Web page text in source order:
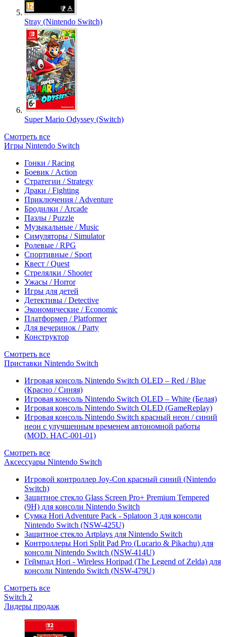
Stray (Nintendo Switch)
Super Mario Odyssey (Switch)
Смотреть все
Игры Nintendo Switch
Гонки / Racing
Боевик / Action
Стратегии / Strategy
Драки / Fighting
Приключения / Adventure
Бродилки / Arcade
Пазлы / Puzzle
Музыкальные / Music
Симуляторы / Simulator
Ролевые / RPG
Спортивные / Sport
Квест / Quest
Стрелялки / Shooter
Ужасы / Horror
Игры для детей
Детективы / Detective
Экономические / Economic
Платформер / Platformer
Для вечеринок / Party
Конструктор
Смотреть все
Приставки Nintendo Switch
Игровая консоль Nintendo Switch OLED – Red / Blue
(Красно / Синяя)
Игровая консоль Nintendo Switch OLED – White (Белая)
Игровая консоль Nintendo Switch OLED (GameReplay)
Игровая консоль Nintendo Switch красный неон / синий
неон с улучшенным временем автономной работы
(MOD. HAC-001-01)
Смотреть все
Аксессуары Nintendo Switch
Игровой контроллер Joy-Con красный синий (Nintendo
Switch)
Защитное стекло Glass Screen Pro+ Premium Tempered
(9H) для консоли Nintendo Switch
Сумка Hori Adventure Pack - Splatoon 3 для консоли
Nintendo Switch (NSW-425U)
Защитное стекло Artplays для Nintendo Switch
Контроллеры Hori Split Pad Pro (Lucario & Pikachu) для
консоли Nintendo Switch (NSW-414U)
Геймпад Hori - Wireless Horipad (The Legend of Zelda) для
консоли Nintendo Switch (NSW-479U)
Смотреть все
Switch 2
Лидеры продаж